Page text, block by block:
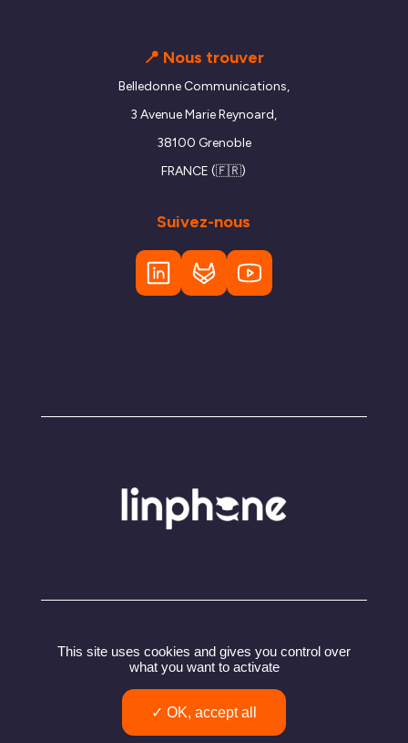
📍 Nous trouver
Belledonne Communications,
3 Avenue Marie Reynoard,
38100 Grenoble
FRANCE (🇫🇷)
Suivez-nous
© Copyright 2024 – Linphone – Belledonne
Communications SARL
Politique de confidentialité
Conditions utilisation
This site uses cookies and gives you control over
what you want to activate
OK, accept all